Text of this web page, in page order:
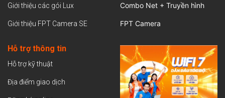
Giới thiệu các gói Lux
Giới thiệu FPT Camera SE
Combo Net + Truyền hình
FPT Camera
Hỗ trợ thông tin
Hỗ trợ kỹ thuật
Địa điểm giao dịch